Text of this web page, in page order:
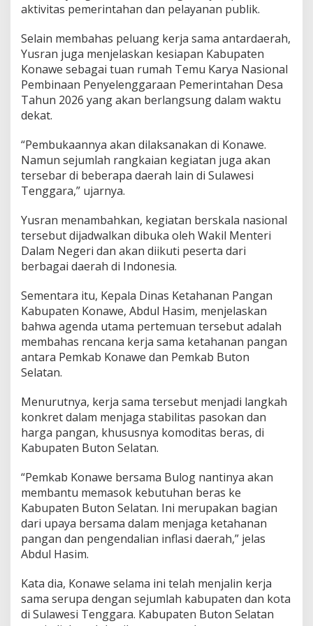
aktivitas pemerintahan dan pelayanan publik.
Selain membahas peluang kerja sama antardaerah,
Yusran juga menjelaskan kesiapan Kabupaten
Konawe sebagai tuan rumah Temu Karya Nasional
Pembinaan Penyelenggaraan Pemerintahan Desa
Tahun 2026 yang akan berlangsung dalam waktu
dekat.
“Pembukaannya akan dilaksanakan di Konawe.
Namun sejumlah rangkaian kegiatan juga akan
tersebar di beberapa daerah lain di Sulawesi
Tenggara,” ujarnya.
Yusran menambahkan, kegiatan berskala nasional
tersebut dijadwalkan dibuka oleh Wakil Menteri
Dalam Negeri dan akan diikuti peserta dari
berbagai daerah di Indonesia.
Sementara itu, Kepala Dinas Ketahanan Pangan
Kabupaten Konawe, Abdul Hasim, menjelaskan
bahwa agenda utama pertemuan tersebut adalah
membahas rencana kerja sama ketahanan pangan
antara Pemkab Konawe dan Pemkab Buton
Selatan.
Menurutnya, kerja sama tersebut menjadi langkah
konkret dalam menjaga stabilitas pasokan dan
harga pangan, khususnya komoditas beras, di
Kabupaten Buton Selatan.
“Pemkab Konawe bersama Bulog nantinya akan
membantu memasok kebutuhan beras ke
Kabupaten Buton Selatan. Ini merupakan bagian
dari upaya bersama dalam menjaga ketahanan
pangan dan pengendalian inflasi daerah,” jelas
Abdul Hasim.
Kata dia, Konawe selama ini telah menjalin kerja
sama serupa dengan sejumlah kabupaten dan kota
di Sulawesi Tenggara. Kabupaten Buton Selatan